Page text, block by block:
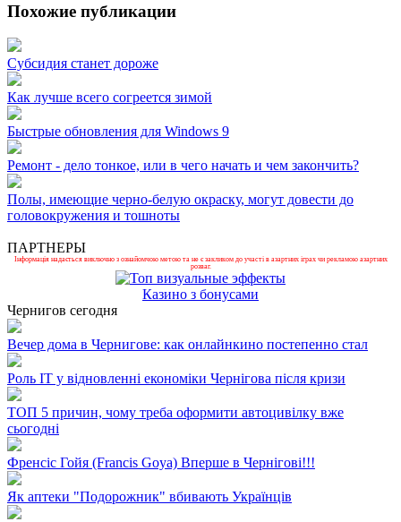
Похожие публикации
Субсидия станет дороже
Как лучше всего согреется зимой
Быстрые обновления для Windows 9
Ремонт - дело тонкое, или в чего начать и чем закончить?
Полы, имеющие черно-белую окраску, могут довести до
головокружения и тошноты
ПАРТНЕРЫ
Інформація надається виключно з ознайомчою метою та не є закликом до участі в азартних іграх чи рекламою азартних
розваг.
Казино з бонусами
Чернигов сегодня
Вечер дома в Чернигове: как онлайнкино постепенно стал
Роль ІТ у відновленні економіки Чернігова після кризи
ТОП 5 причин, чому треба оформити автоцивілку вже
сьогодні
Френсіс Гойя (Francis Goya) Вперше в Чернігові!!!
Як аптеки "Подорожник" вбивають Українців